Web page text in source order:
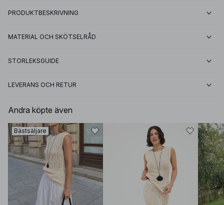
PRODUKTBESKRIVNING
MATERIAL OCH SKÖTSELRÅD
STORLEKSGUIDE
LEVERANS OCH RETUR
Andra köpte även
Bästsäljare